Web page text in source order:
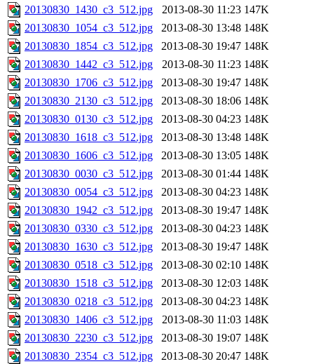
20130830_1430_c3_512.jpg
2013-08-30 11:23 147K
20130830_1054_c3_512.jpg
2013-08-30 13:48 148K
20130830_1854_c3_512.jpg
2013-08-30 19:47 148K
20130830_1442_c3_512.jpg
2013-08-30 11:23 148K
20130830_1706_c3_512.jpg
2013-08-30 19:47 148K
20130830_2130_c3_512.jpg
2013-08-30 18:06 148K
20130830_0130_c3_512.jpg
2013-08-30 04:23 148K
20130830_1618_c3_512.jpg
2013-08-30 13:48 148K
20130830_1606_c3_512.jpg
2013-08-30 13:05 148K
20130830_0030_c3_512.jpg
2013-08-30 01:44 148K
20130830_0054_c3_512.jpg
2013-08-30 04:23 148K
20130830_1942_c3_512.jpg
2013-08-30 19:47 148K
20130830_0330_c3_512.jpg
2013-08-30 04:23 148K
20130830_1630_c3_512.jpg
2013-08-30 19:47 148K
20130830_0518_c3_512.jpg
2013-08-30 02:10 148K
20130830_1518_c3_512.jpg
2013-08-30 12:03 148K
20130830_0218_c3_512.jpg
2013-08-30 04:23 148K
20130830_1406_c3_512.jpg
2013-08-30 11:03 148K
20130830_2230_c3_512.jpg
2013-08-30 19:07 148K
20130830_2354_c3_512.jpg
2013-08-30 20:47 148K